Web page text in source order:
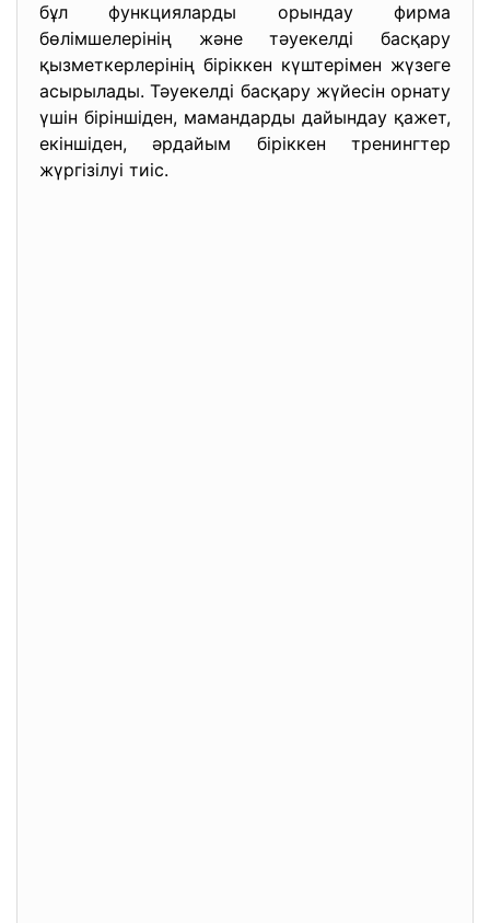
бұл функцияларды орындау фирма
бөлімшелерінің және тәуекелді басқару
қызметкерлерінің біріккен күштерімен жүзеге
асырылады. Тәуекелді басқару жүйесін орнату
үшін біріншіден, мамандарды дайындау қажет,
екіншіден, әрдайым біріккен тренингтер
жүргізілуі тиіс.